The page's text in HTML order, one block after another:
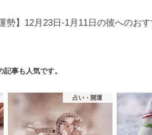
勢】12月23日-1月11日の彼へのお
記事も人気です。
占い・開運